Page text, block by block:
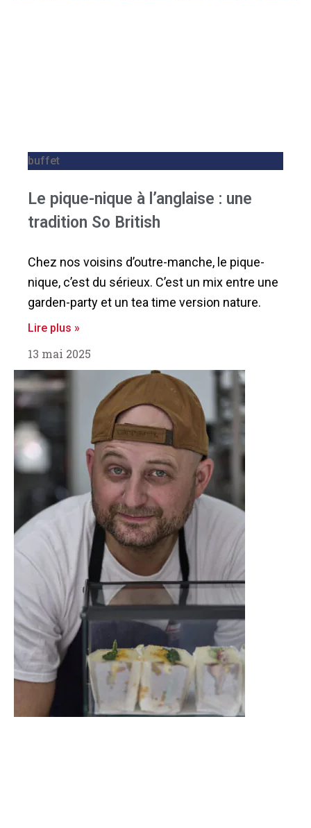
buffet
Le pique-nique à l’anglaise : une
tradition So British
Chez nos voisins d’outre-manche, le pique-
nique, c’est du sérieux. C’est un mix entre une
garden-party et un tea time version nature.
Lire plus »
13 mai 2025